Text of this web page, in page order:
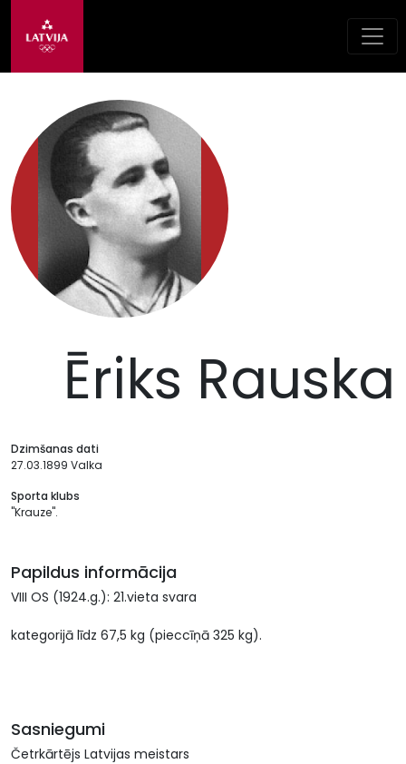
Ēriks Rauska
Dzimšanas dati
27.03.1899 Valka
Sporta klubs
"Krauze".
Papildus informācija
VIII OS (1924.g.): 21.vieta svara
kategorijā līdz 67,5 kg (pieccīņā 325 kg).
Sasniegumi
Četrkārtējs Latvijas meistars